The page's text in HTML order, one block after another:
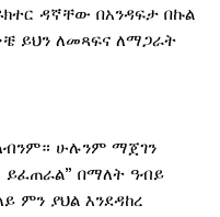
ዳኛቸው በአንዳፍታ በኩል
ይህን ለመጻፍና ለማጋራት
ሁሉንም ማጀገን
ይፈጠራል” በማለት ዓብይ
ምን ያህል እንደዳከረ